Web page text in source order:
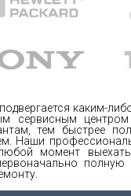
каким-
сервисным
тем быстрее
Наши
момент
полную